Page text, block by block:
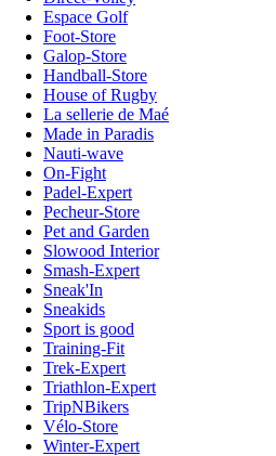
Espace Golf
Foot-Store
Galop-Store
Handball-Store
House of Rugby
La sellerie de Maé
Made in Paradis
Nauti-wave
On-Fight
Padel-Expert
Pecheur-Store
Pet and Garden
Slowood Interior
Smash-Expert
Sneak'In
Sneakids
Sport is good
Training-Fit
Trek-Expert
Triathlon-Expert
TripNBikers
Vélo-Store
Winter-Expert